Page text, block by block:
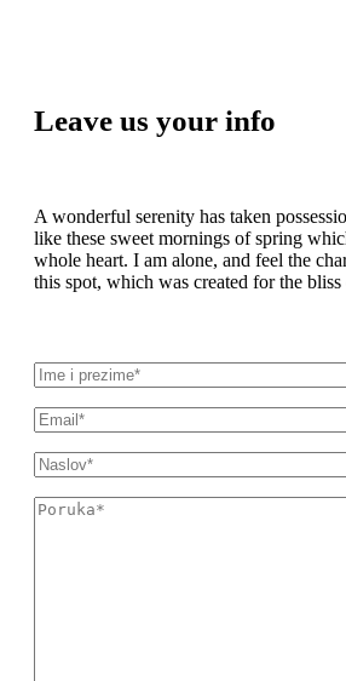
Leave us your info
A wonderful serenity has taken
like these sweet mornings of spring
whole heart. I am alone, and feel the
this spot, which was created for the